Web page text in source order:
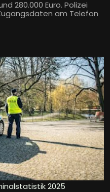
280.000 Euro. Polizei
am Telefon
2025